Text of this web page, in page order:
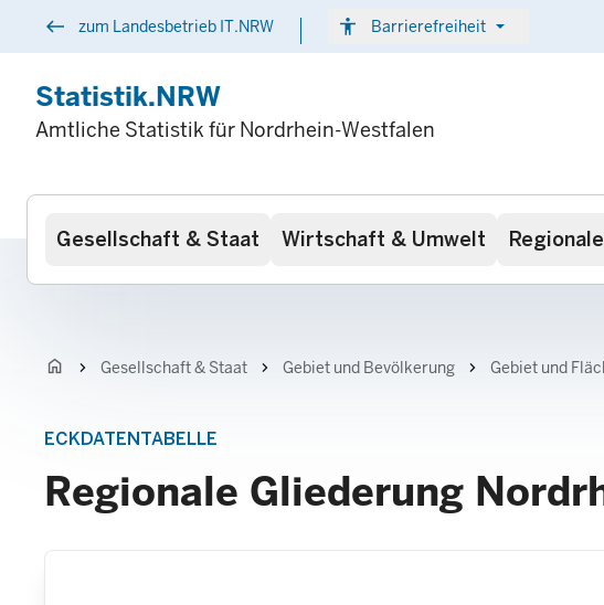
west zum Landesbetrieb IT.NRW accessibility Barrierefreiheit arrow_drop_down
Statistik.NRW
Amtliche Statistik für Nordrhein-Westfalen
Hauptnavigation
Gesellschaft & Staat Wirtschaft & Umwelt
home chevron_right Gesellschaft & Staat chevron_right Gebiet und Bevölkerung chevron_right Gebiet und
ECKDATENTABELLE
Regionale Gliederung